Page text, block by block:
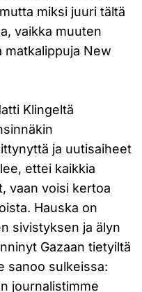
miksi juuri tältä
vaikka muuten
matkalippuja New
Klingeltä
ja uutisaiheet
ettei kaikkia
vaan voisi kertoa
Hauska on
sivistyksen ja älyn
Gazaan tietyiltä
sanoo sulkeissa:
journalistimme